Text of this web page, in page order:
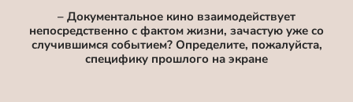
– Документальное кино взаимодействует
непосредственно с фактом жизни, зачастую уже со
случившимся событием? Определите, пожалуйста,
специфику прошлого на экране